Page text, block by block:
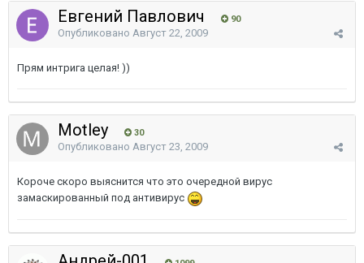
Евгений Павлович 90
Опубликовано Август 22, 2009
Прям интрига целая! ))
Motley 30
Опубликовано Август 23, 2009
Короче скоро выяснится что это очередной вирус
замаскированный под антивирус